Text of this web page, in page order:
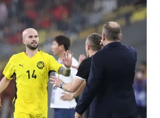
cáo RSS Tòa soạn Chính sách bảo
Ngọc Toàn
thường trực: Hải Thành
Lâm Hiếu Dũng
Trần Việt Hưng
Đức Trung
số 110/GP - BTTTT cấp ngày 24.3.2020
quyền thuộc về Báo Thanh Niên. Cấm sao
thức nếu không có sự chấp thuận bằng văn
ePi Technologies, JSC.